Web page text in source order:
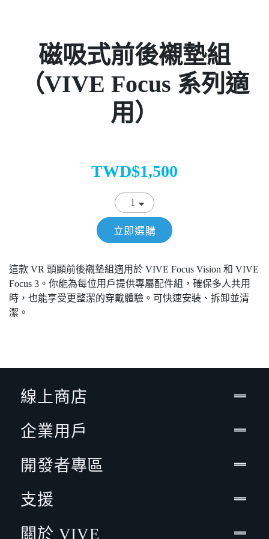
磁吸式前後襯墊組
（VIVE Focus 系列適
用）
TWD$1,500
立即選購
這款 VR 頭顯前後襯墊組適用於 VIVE Focus Vision 和 VIVE
Focus 3。你能為每位用戶提供專屬配件組，確保多人共用
時，也能享受更整潔的穿戴體驗。可快速安裝、拆卸並清
潔。
線上商店
企業用戶
開發者專區
支援
關於 VIVE